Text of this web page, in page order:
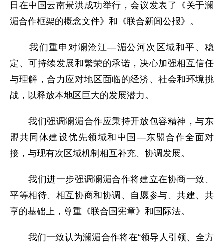
日在中国云南景洪成功举行，会议发表了《关于澜
湄合作框架的概念文件》和《联合新闻公报》。
我们重申对澜沧江—湄公河次区域和平、稳
定、可持续发展和繁荣的承诺，决心加强相互信任
与理解，合力应对地区面临的经济、社会和环境挑
战，以释放本地区巨大的发展潜力。
我们强调澜湄合作应秉持开放包容精神，与东
盟共同体建设优先领域和中国—东盟合作全面对
接，与现有次区域机制相互补充、协调发展。
我们进一步强调澜湄合作将建立在协商一致、
平等相待、相互协商和协调、自愿参与、共建、共
享的基础上，尊重《联合国宪章》和国际法。
我们一致认为澜湄合作将在“领导人引领、全方